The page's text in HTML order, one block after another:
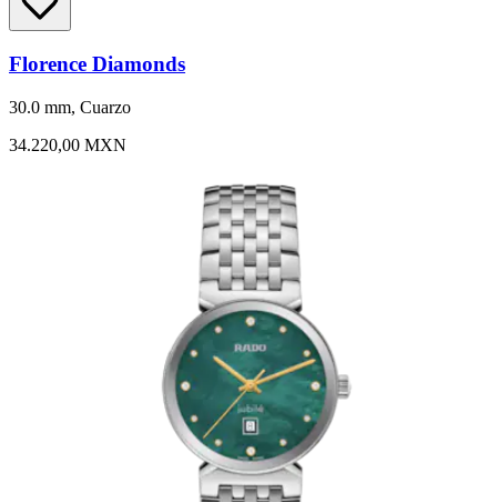
Florence Diamonds
30.0 mm, Cuarzo
34.220,00 MXN